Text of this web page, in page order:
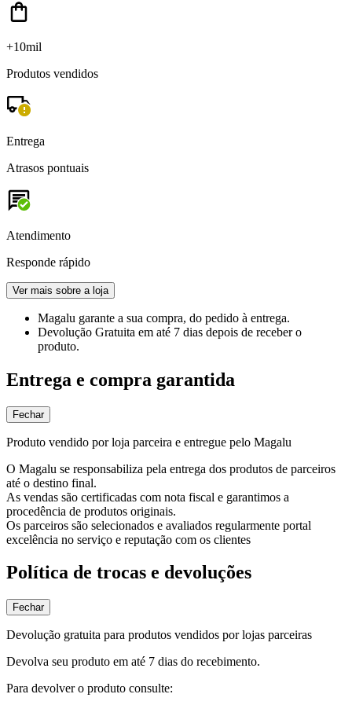
+10mil
Produtos vendidos
Entrega
Atrasos pontuais
Atendimento
Responde rápido
Ver mais sobre a loja
Magalu garante a sua compra, do pedido à entrega.
Devolução Gratuita em até 7 dias depois de receber o
produto.
Entrega e compra garantida
Fechar
Produto vendido por loja parceira e entregue pelo Magalu
O Magalu se responsabiliza pela entrega dos produtos de parceiros
até o destino final.
As vendas são certificadas com nota fiscal e garantimos a
procedência de produtos originais.
Os parceiros são selecionados e avaliados regularmente portal
excelência no serviço e reputação com os clientes
Política de trocas e devoluções
Fechar
Devolução gratuita para produtos vendidos por lojas parceiras
Devolva seu produto em até 7 dias do recebimento.
Para devolver o produto consulte: